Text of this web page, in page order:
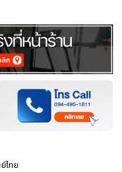
ไทย